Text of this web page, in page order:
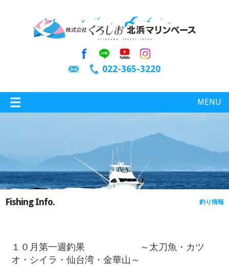
022-365-3220
MENU
特選情報
Fishing Info. 釣り情報
１０月第一週釣果 ～太刀魚・カツ
オ・シイラ・仙台湾・金華山～